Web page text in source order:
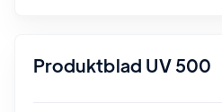
Produktblad UV 500